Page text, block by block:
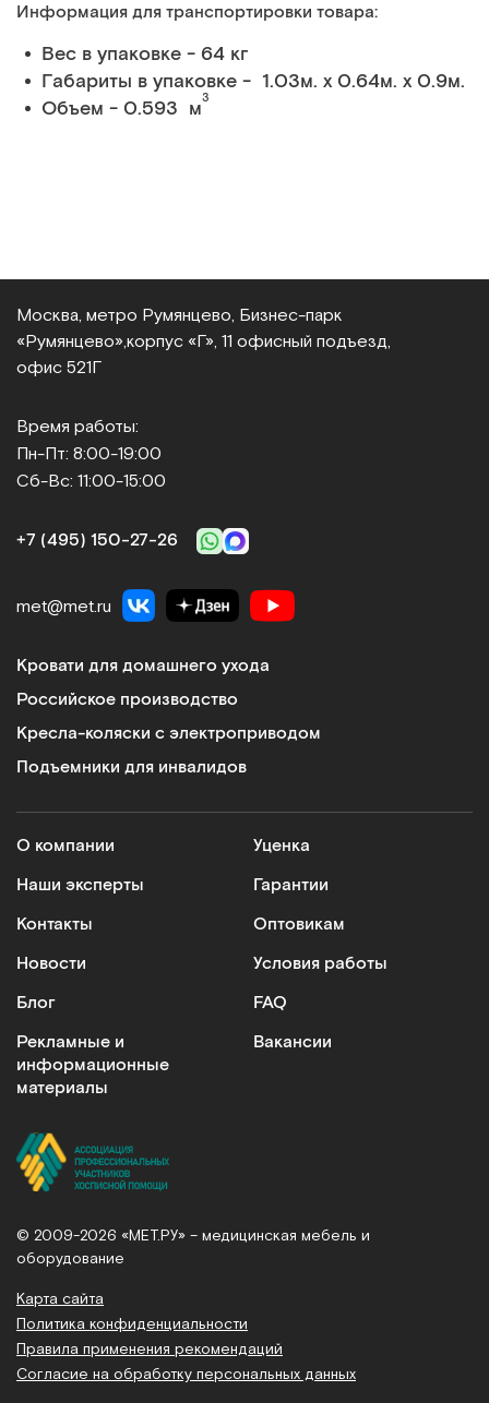
Информация для транспортировки товара:
Вес в упаковке - 64 кг
Габариты в упаковке - 1.03м. x 0.64м. x 0.9м.
Объем - 0.593 м3
Москва, метро Румянцево, Бизнес‑парк
«Румянцево», корпус «Г», 11 офисный подъезд,
офис 521Г
Время работы:
Пн-Пт: 8:00-19:00
Сб-Вс: 11:00-15:00
+7 (495) 150‑27‑26
met@met.ru
Кровати для домашнего ухода
Российское производство
Кресла-коляски с электроприводом
Подъемники для инвалидов
О компании
Наши эксперты
Контакты
Новости
Блог
Рекламные и
информационные
материалы
Уценка
Гарантии
Оптовикам
Условия работы
FAQ
Вакансии
© 2009-2026 «МЕТ.РУ» – медицинская мебель и
оборудование
Карта сайта
Политика конфиденциальности
Правила применения рекомендаций
Согласие на обработку персональных данных